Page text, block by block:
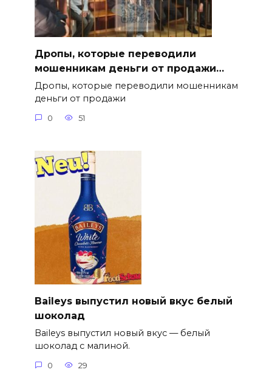
Дропы, которые переводили
мошенникам деньги от продажи…
Дропы, которые переводили мошенникам
деньги от продажи
0 51
Baileys выпустил новый вкус белый
шоколад
Baileys выпустил новый вкус — белый
шоколад с малиной.
0 29